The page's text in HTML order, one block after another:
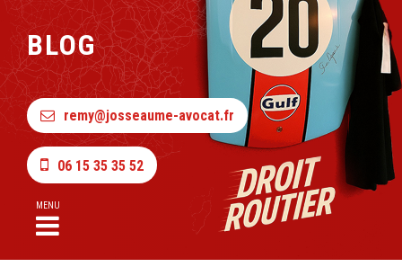
BLOG
remy@josseaume-avocat.fr
06 15 35 35 52
MENU